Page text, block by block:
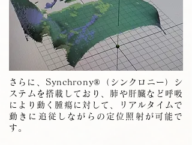
さらに、Synchrony®（シンクロニー）シ
ステムを搭載しており、肺や肝臓など呼吸
により動く腫瘍に対して、リアルタイムで
動きに追従しながらの定位照射が可能で
す。